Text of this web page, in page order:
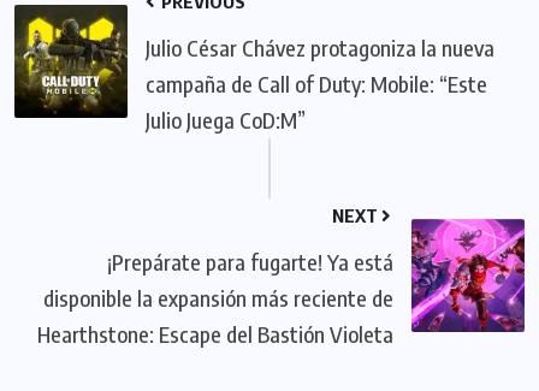
Julio César Chávez protagoniza la nueva
campaña de Call of Duty: Mobile: “Este
Julio Juega CoD:M”
NEXT
¡Prepárate para fugarte! Ya está
disponible la expansión más reciente de
Hearthstone: Escape del Bastión Violeta